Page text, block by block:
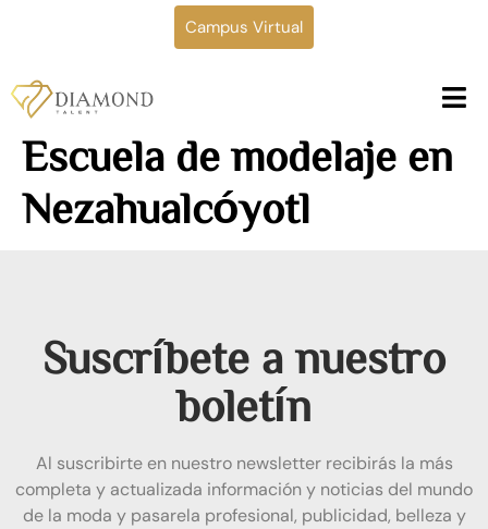
Campus Virtual
Escuela de modelaje en
Nezahualcóyotl
Suscríbete a nuestro
boletín
Al suscribirte en nuestro newsletter recibirás la más
completa y actualizada información y noticias del mundo
de la moda y pasarela profesional, publicidad, belleza y